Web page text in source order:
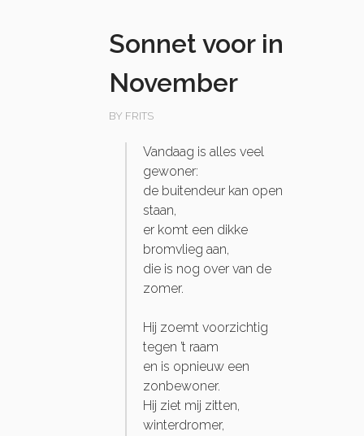
Sonnet voor in
November
BY FRITS
Vandaag is alles veel
gewoner:
de buitendeur kan open
staan,
er komt een dikke
bromvlieg aan,
die is nog over van de
zomer.
Hij zoemt voorzichtig
tegen ’t raam
en is opnieuw een
zonbewoner.
Hij ziet mij zitten,
winterdromer,